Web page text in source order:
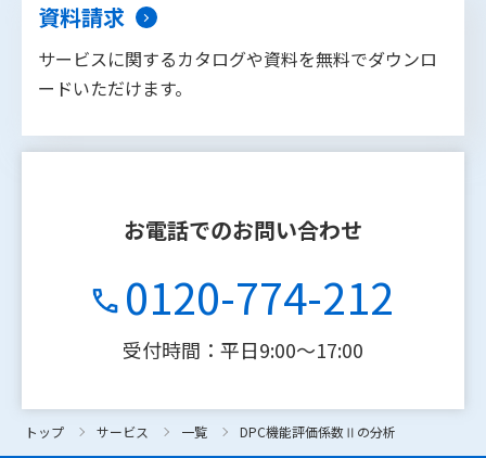
トップ サービス 一覧 DPC機能評価係数Ⅱの分析
資料請求
サービスに関するカタログや資料を無料でダウンロ
ードいただけます。
お電話でのお問い合わせ
0120-774-212
受付時間：平日9:00〜17:00
トップ サービス 一覧 DPC機能評価係数Ⅱの分析